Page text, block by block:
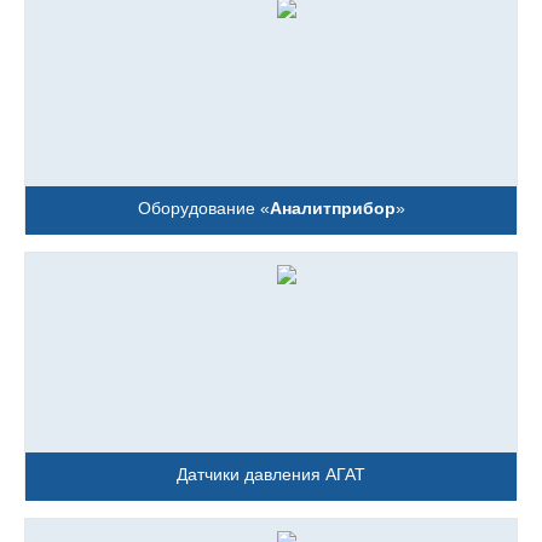
Оборудование «Аналитприбор»
Датчики давления АГАТ